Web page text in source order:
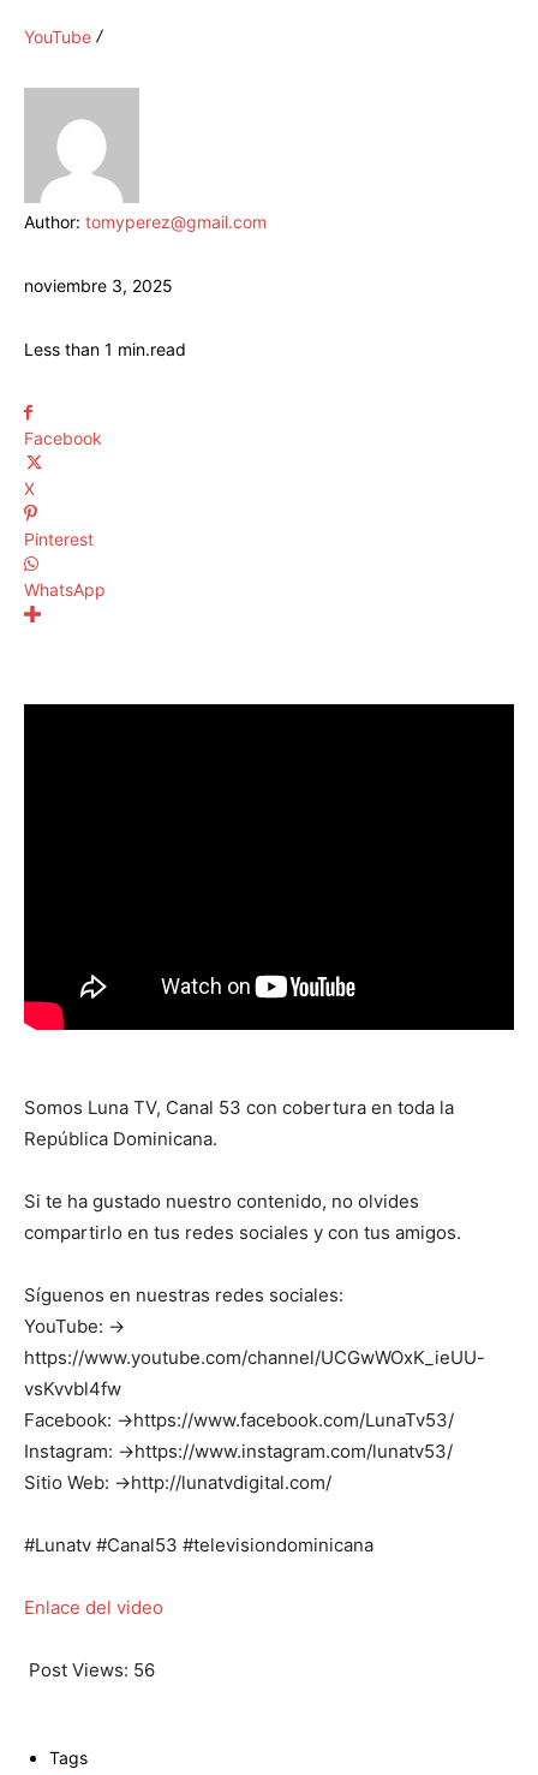
YouTube
Author: tomyperez@gmail.com
noviembre 3, 2025
Less than 1 min.read
Facebook
X
Pinterest
WhatsApp
Somos Luna TV, Canal 53 con cobertura en toda la
República Dominicana.
Si te ha gustado nuestro contenido, no olvides
compartirlo en tus redes sociales y con tus amigos.
Síguenos en nuestras redes sociales:
YouTube: →
https://www.youtube.com/channel/UCGwWOxK_ieUU-
vsKvvbl4fw
Facebook: →https://www.facebook.com/LunaTv53/
Instagram: →https://www.instagram.com/lunatv53/
Sitio Web: →http://lunatvdigital.com/
#Lunatv #Canal53 #televisiondominicana
Enlace del video
Post Views: 56
Tags